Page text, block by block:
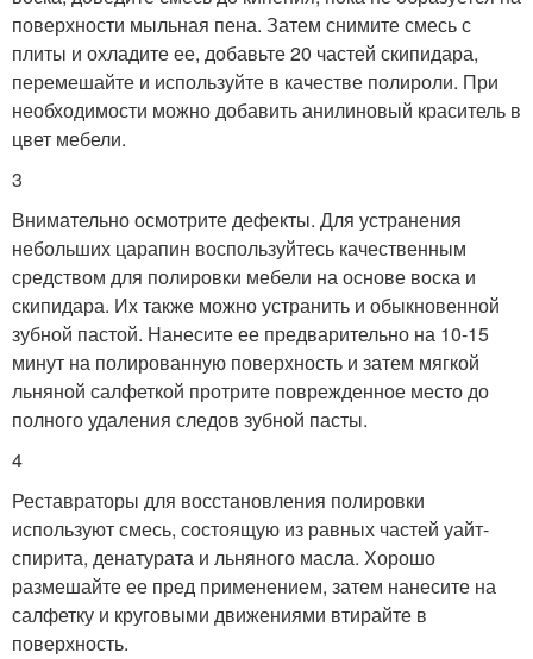
поверхности мыльная пена. Затем снимите смесь с
плиты и охладите ее, добавьте 20 частей скипидара,
перемешайте и используйте в качестве полироли. При
необходимости можно добавить анилиновый краситель в
цвет мебели.
3
Внимательно осмотрите дефекты. Для устранения
небольших царапин воспользуйтесь качественным
средством для полировки мебели на основе воска и
скипидара. Их также можно устранить и обыкновенной
зубной пастой. Нанесите ее предварительно на 10-15
минут на полированную поверхность и затем мягкой
льняной салфеткой протрите поврежденное место до
полного удаления следов зубной пасты.
4
Реставраторы для восстановления полировки
используют смесь, состоящую из равных частей уайт-
спирита, денатурата и льняного масла. Хорошо
размешайте ее пред применением, затем нанесите на
салфетку и круговыми движениями втирайте в
поверхность.